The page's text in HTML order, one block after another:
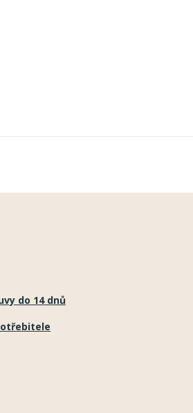
do 14 dnů